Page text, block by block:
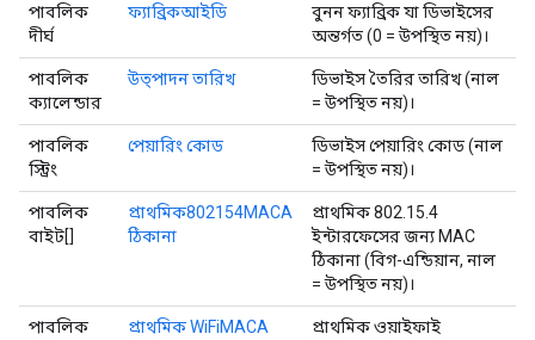
পাবলিক
দীর্ঘ
ফ্যাব্রিকআইডি
বুনন ফ্যাব্রিক যা ডিভাইসের
অন্তর্গত (0 = উপস্থিত নয়)।
পাবলিক
ক্যালেন্ডার
উত্পাদন তারিখ
ডিভাইস তৈরির তারিখ (নাল
= উপস্থিত নয়)।
পাবলিক
স্ট্রিং
পেয়ারিং কোড
ডিভাইস পেয়ারিং কোড (নাল
= উপস্থিত নয়)।
পাবলিক
বাইট[]
প্রাথমিক802154MACA
ঠিকানা
প্রাথমিক 802.15.4
ইন্টারফেসের জন্য MAC
ঠিকানা (বিগ-এন্ডিয়ান, নাল
= উপস্থিত নয়)।
পাবলিক
প্রাথমিক WiFiMACA
প্রাথমিক ওয়াইফাই